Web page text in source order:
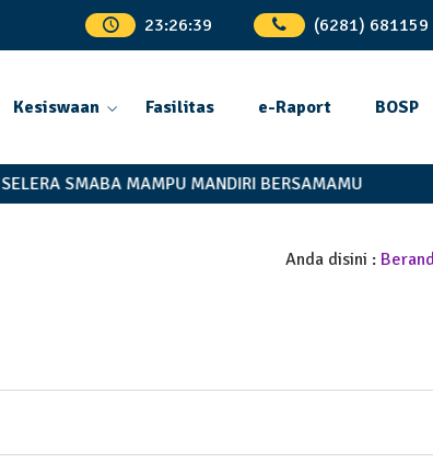
23:26:39 (6281) 681159
Kesiswaan Fasilitas e-Raport BOSP
SELERA SMABA MAMPU MANDIRI BERSAMAMU
Anda disini :